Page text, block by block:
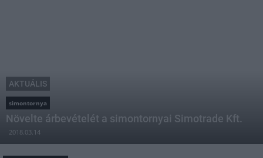
AKTUÁLIS
simontornya
Növelte árbevételét a simontornyai Simotrade Kft.
2018.03.14